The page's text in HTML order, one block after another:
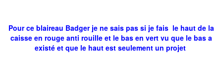
Pour ce blaireau Badger je ne sais pas si je fais le haut de la
caisse en rouge anti rouille et le bas en vert vu que le bas a
existé et que le haut est seulement un projet